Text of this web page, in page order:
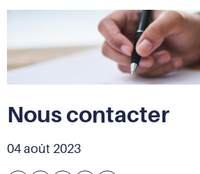
Nous contacter
04 août 2023